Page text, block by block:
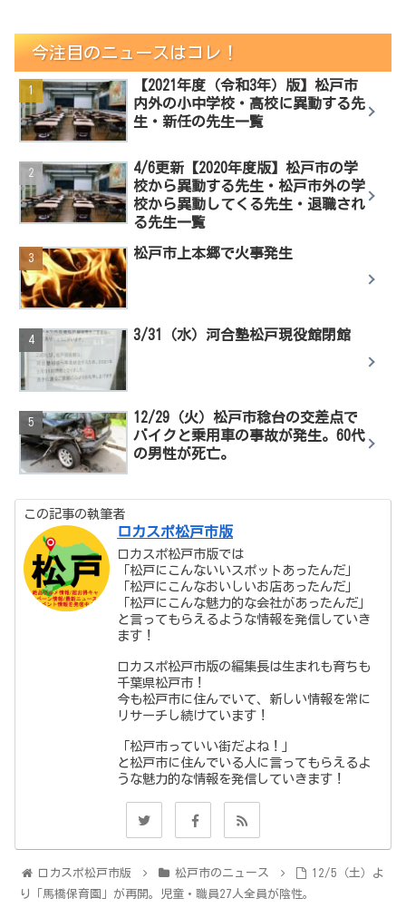
今注目のニュースはコレ！
【2021年度（令和3年）版】松戸市
内外の小中学校・高校に異動する先
生・新任の先生一覧
4/6更新【2020年度版】松戸市の学
校から異動する先生・松戸市外の学
校から異動してくる先生・退職され
る先生一覧
松戸市上本郷で火事発生
3/31（水）河合塾松戸現役館閉館
12/29（火）松戸市稔台の交差点で
バイクと乗用車の事故が発生。60代
の男性が死亡。
この記事の執筆者
ロカスポ松戸市版
ロカスポ松戸市版では
「松戸にこんないいスポットあったんだ」
「松戸にこんなおいしいお店あったんだ」
「松戸にこんな魅力的な会社があったんだ」
と言ってもらえるような情報を発信していき
ます！
ロカスポ松戸市版の編集長は生まれも育ちも
千葉県松戸市！
今も松戸市に住んでいて、新しい情報を常に
リサーチし続けています！
「松戸市っていい街だよね！」
と松戸市に住んでいる人に言ってもらえるよ
うな魅力的な情報を発信していきます！
ロカスポ松戸市版 松戸市のニュース
12/5（土）よ
り「馬橋保育園」が再開。児童・職員27人全員が陰性。